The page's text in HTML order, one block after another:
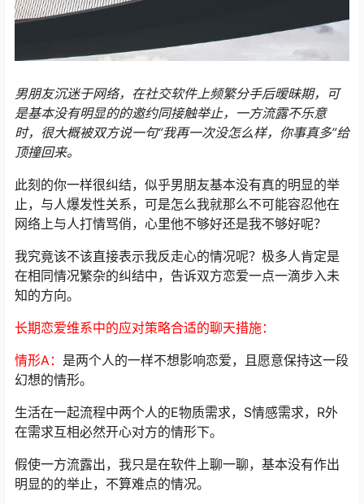
男朋友沉迷于网络，在社交软件上频繁分手后暧昧期，可
是基本没有明显的的邀约同接触举止，一方流露不乐意
时，很大概被双方说一句“我再一次没怎么样，你事真多”给
顶撞回来。
此刻的你一样很纠结，似乎男朋友基本没有真的明显的举
止，与人爆发性关系，可是怎么我就那么不可能容忍他在
网络上与人打情骂俏，心里他不够好还是我不够好呢？
我究竟该不该直接表示我反走心的情况呢？极多人肯定是
在相同情况繁杂的纠结中，告诉双方恋爱一点一滴步入未
知的方向。
长期恋爱维系中的应对策略合适的聊天措施：
情形A： 是两个人的一样不想影响恋爱，且愿意保持这一段
幻想的情形。
生活在一起流程中两个人的E物质需求，S情感需求，R外
在需求互相必然开心对方的情形下。
假使一方流露出，我只是在软件上聊一聊，基本没有作出
明显的的举止，不算难点的情况。